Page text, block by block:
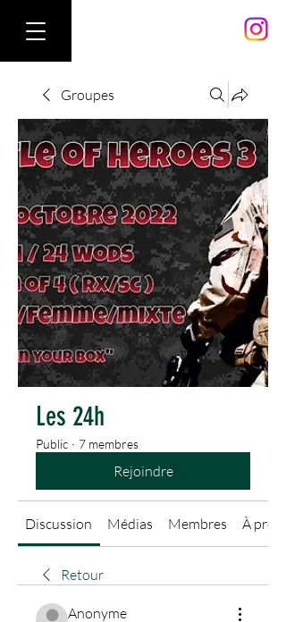
Groupes
Les 24h
Public · 7 membres
Rejoindre
Discussion Médias Membres À
Retour
Anonyme